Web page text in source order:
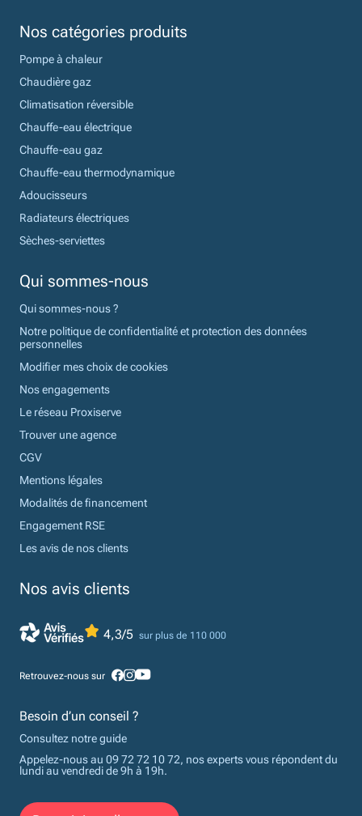
Nos catégories produits
Pompe à chaleur
Chaudière gaz
Climatisation réversible
Chauffe-eau électrique
Chauffe-eau gaz
Chauffe-eau thermodynamique
Adoucisseurs
Radiateurs électriques
Sèches-serviettes
Qui sommes-nous
Qui sommes-nous ?
Notre politique de confidentialité et protection des données
personnelles
Modifier mes choix de cookies
Nos engagements
Le réseau Proxiserve
Trouver une agence
CGV
Mentions légales
Modalités de financement
Engagement RSE
Les avis de nos clients
Nos avis clients
4,3/5 sur plus de 110 000
Retrouvez-nous sur
Besoin d’un conseil ?
Consultez notre guide
Appelez-nous au 09 72 72 10 72, nos experts vous répondent du
lundi au vendredi de 9h à 19h.